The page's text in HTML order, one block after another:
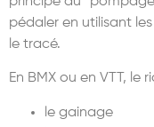
pédaler en utilisant
le tracé.
En BMX ou en VTT, le
le gainage